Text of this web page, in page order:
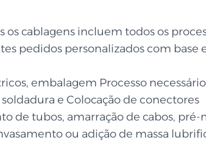
cablagens incluem todos os
pedidos personalizados com base
embalagem Processo necessário
e Colocação de conectores
de tubos, amarração de cabos,
ou adição de massa